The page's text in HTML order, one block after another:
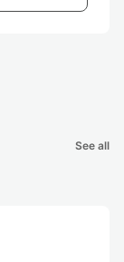
See all